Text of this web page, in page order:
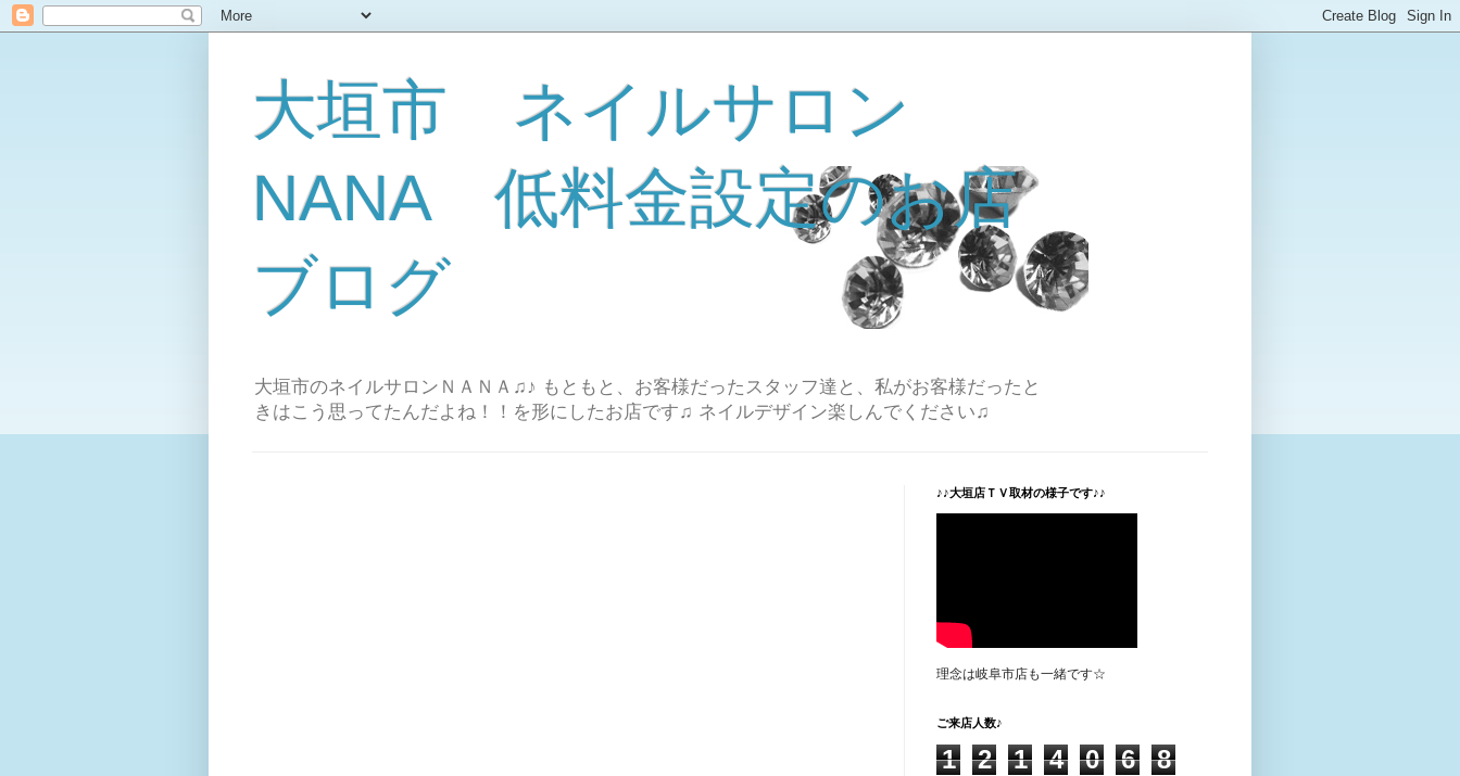
大垣市 ネイルサロン
NANA 低料金設定のお店
ブログ
大垣市のネイルサロンＮＡＮＡ♫♪ もともと、お客様だったスタッフ達と、私がお客様だったと
きはこう思ってたんだよね！！を形にしたお店です♫ ネイルデザイン楽しんでください♫
♪♪大垣店ＴＶ取材の様子です♪♪
理念は岐阜市店も一緒です☆
ご来店人数♪
1 2 1 4 0 6 8